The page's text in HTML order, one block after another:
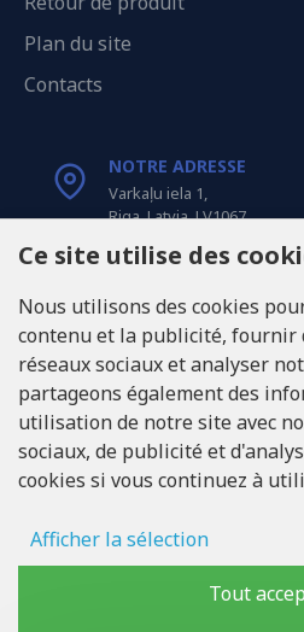
Plan du site
Contacts
NOTRE ADRESSE
Varkaļu iela 1,
Riga, Latvia, LV1067
Tel: +371 20371100
INFO@LUKONS.COM
COORDONNÉES DE
RITONE Sarl
Numéro de TVA
Ce site utilise des
Nous utilisons des cookies
contenu et la publicité, fournir
réseaux sociaux et analyser
partageons également des
utilisation de notre site avec
sociaux, de publicité et
cookies si vous continuez à
Afficher la sélection
Stockage des publicitésTout